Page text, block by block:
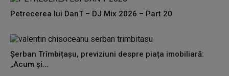
Petrecerea lui DanT – DJ Mix 2026 – Part 20
Șerban Trîmbițașu, previziuni despre piața imobiliară:
„Acum și...